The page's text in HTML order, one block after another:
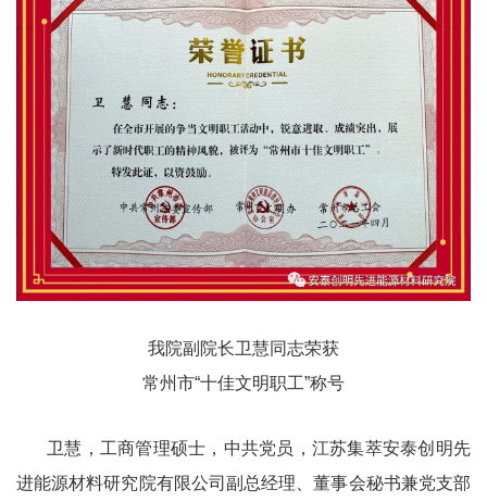
我院副院长卫慧同志荣获
常州市“十佳文明职工”称号
卫慧，工商管理硕士，中共党员，江苏集萃安泰创明先
进能源材料研究院有限公司副总经理、董事会秘书兼党支部